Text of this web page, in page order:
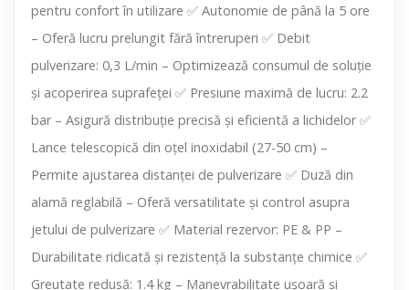
pentru confort în utilizare ✅ Autonomie de până la 5 ore
– Oferă lucru prelungit fără întreruperi ✅ Debit
pulverizare: 0,3 L/min – Optimizează consumul de soluție
și acoperirea suprafeței ✅ Presiune maximă de lucru: 2.2
bar – Asigură distribuție precisă și eficientă a lichidelor ✅
Lance telescopică din oțel inoxidabil (27-50 cm) –
Permite ajustarea distanței de pulverizare ✅ Duză din
alamă reglabilă – Oferă versatilitate și control asupra
jetului de pulverizare ✅ Material rezervor: PE & PP –
Durabilitate ridicată și rezistență la substanțe chimice ✅
Greutate redusă: 1.4 kg – Manevrabilitate ușoară și